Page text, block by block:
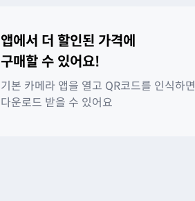
앱에서 더 할인된 가격에
구매할 수 있어요!
기본 카메라 앱을 열고 QR코드를 인식하면
다운로드 받을 수 있어요